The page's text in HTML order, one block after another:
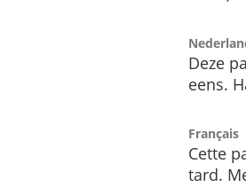
Deze
eens.
Français
Cette
tard.